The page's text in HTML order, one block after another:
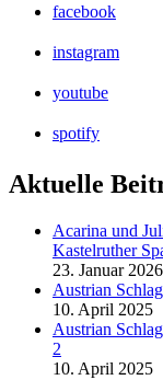
facebook
instagram
youtube
spotify
Aktuelle
Acarina und
Kastelruther
23. Januar 2026
Austrian
10. April 2025
Austrian
2
10. April 2025